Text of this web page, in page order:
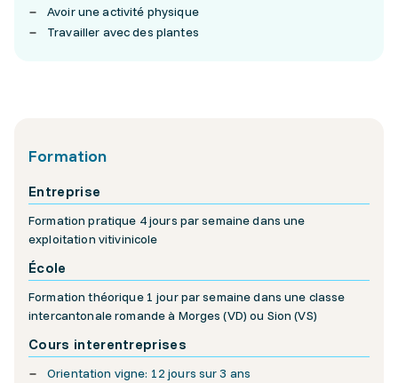
Avoir une activité physique
Travailler avec des plantes
Formation
Entreprise
Formation pratique 4 jours par semaine dans une
exploitation vitivinicole
École
Formation théorique 1 jour par semaine dans une classe
intercantonale romande à Morges (VD) ou Sion (VS)
Cours interentreprises
Orientation vigne: 12 jours sur 3 ans